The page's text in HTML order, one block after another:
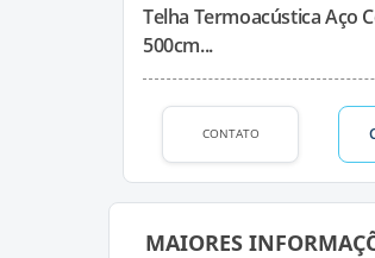
Telha Termoacústica Aço
500cm...
CONTATO
MAIORES